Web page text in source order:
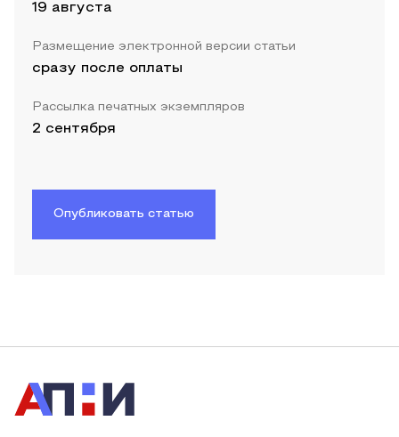
19 августа
Размещение электронной версии статьи
сразу после оплаты
Рассылка печатных экземпляров
2 сентября
Опубликовать статью